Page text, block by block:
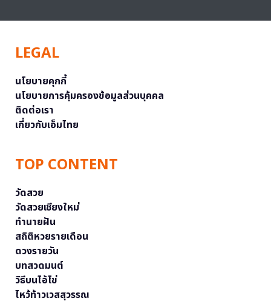
LEGAL
นโยบายคุกกี้
นโยบายการคุ้มครองข้อมูลส่วนบุคคล
ติดต่อเรา
เกี่ยวกับเอ็มไทย
TOP CONTENT
วัดสวย
วัดสวยเชียงใหม่
ทำนายฝัน
สถิติหวยรายเดือน
ดวงรายวัน
บทสวดมนต์
วิธีบนไอ้ไข่
ไหว้ท้าวเวสสุวรรณ